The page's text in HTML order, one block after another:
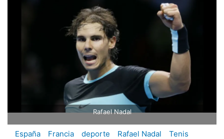
Rafael Nadal
España Francia deporte Rafael Nadal
Tenis